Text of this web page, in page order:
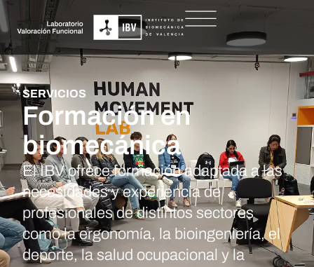
SERVICIOS
Formación en
biomecánica
El IBV ofrece formación adaptada a las
necesidades y experiencia de
profesionales de distintos sectores
como la ergonomía, la bioingeniería, el
deporte, la salud ocupacional y la